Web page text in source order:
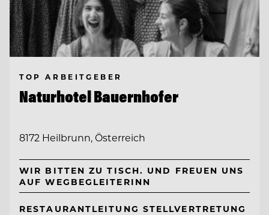
TOP ARBEITGEBER
Naturhotel Bauernhofer
8172 Heilbrunn, Österreich
WIR BITTEN ZU TISCH. UND FREUEN UNS
AUF WEGBEGLEITERINN
RESTAURANTLEITUNG STELLVERTRETUNG